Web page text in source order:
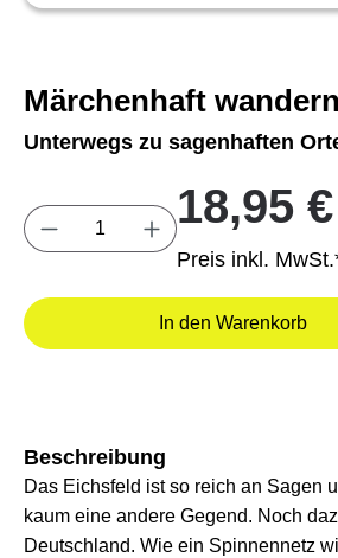
Märchenhaft
Unterwegs zu sagenhaften
Produkt Anzahl: Gib den
18,95 €
Preis inkl.
In den Warenkorb
Beschreibung
Das Eichsfeld ist so reich an Sagen
kaum eine andere Gegend. Noch
Deutschland. Wie ein Spinnennetz